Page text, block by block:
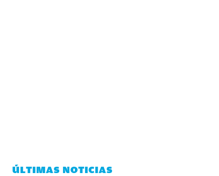
ÚLTIMAS NOTICIAS